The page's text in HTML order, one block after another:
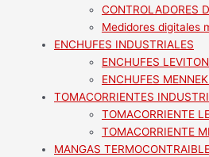
CONTROLADORES
Medidores digitales
ENCHUFES INDUSTRIALES
ENCHUFES LEVITON
ENCHUFES
TOMACORRIENTES
TOMACORRIENTE
TOMACORRIENTE
MANGAS